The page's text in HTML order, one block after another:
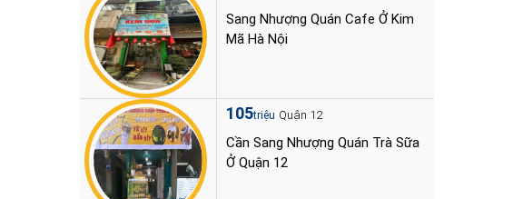
Sang Nhượng Quán Cafe Ở Kim
Mã Hà Nội
105triệu Quận 12
Cần Sang Nhượng Quán Trà Sữa
Ở Quận 12